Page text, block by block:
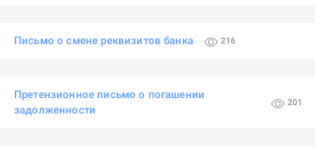
Письмо о смене реквизитов банка 216
Претензионное письмо о погашении
задолженности
201